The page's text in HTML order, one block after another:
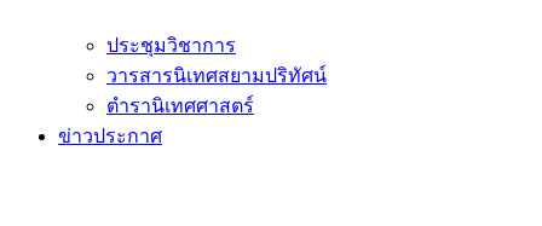
ประชุมวิชาการ
วารสารนิเทศสยามปริทัศน์
ตำรานิเทศศาสตร์
ข่าวประกาศ